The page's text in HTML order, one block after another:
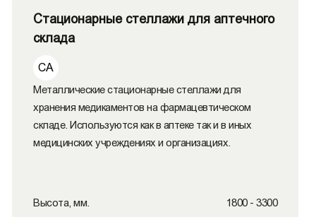
Стационарные стеллажи для аптечного
склада
СА
Металлические стационарные стеллажи для
хранения медикаментов на фармацевтическом
складе. Используются как в аптеке так и в иных
медицинских учреждениях и организациях.
Высота, мм. 1800 - 3300